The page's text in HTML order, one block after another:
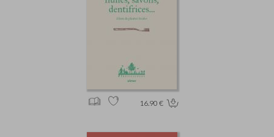
16.90 €